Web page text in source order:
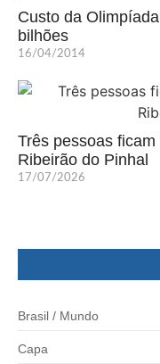
Custo da
bilhões
16/04/2014
Três pessoas
Ribeirão do Pinhal
17/07/2026
Brasil / Mundo
Capa